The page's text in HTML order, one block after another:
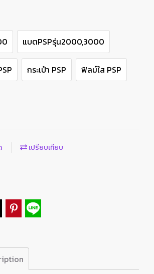
แบตPSPรุ่น2000,3000
กระเป๋า PSP ฟิลม์ใส PSP
เปรียบเทียบ